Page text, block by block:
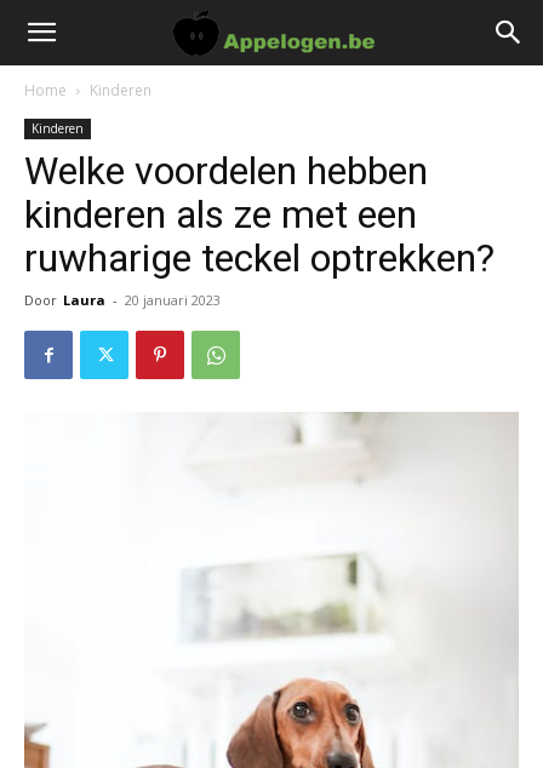
Home Kinderen
Kinderen
Welke voordelen hebben
kinderen als ze met een
ruwharige teckel optrekken?
Door Laura - 20 januari 2023